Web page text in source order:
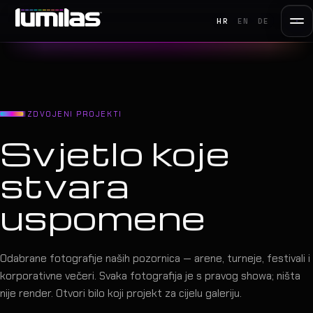
HR EN DE
IZDVOJENI PROJEKTI
Svjetlo koje
stvara
uspomene
Odabrane fotografije naših pozornica — arene, turneje, festivali i
korporativne večeri. Svaka fotografija je s pravog showa; ništa
nije render. Otvori bilo koji projekt za cijelu galeriju.